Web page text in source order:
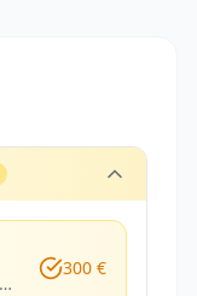
300 €